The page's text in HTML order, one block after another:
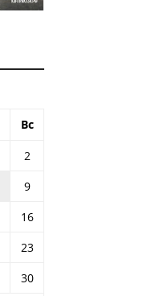
Вс
2
9
16
23
30